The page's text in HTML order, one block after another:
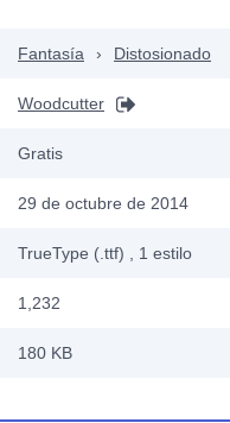
Fantasía › Distosionado
Woodcutter
Gratis
29 de octubre de 2014
TrueType (.ttf) , 1 estilo
1,232
180 KB